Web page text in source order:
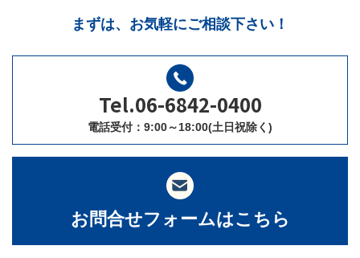
まずは、お気軽にご相談下さい！
Tel.06-6842-0400
電話受付：9:00～18:00(土日祝除く)
お問合せフォームはこちら